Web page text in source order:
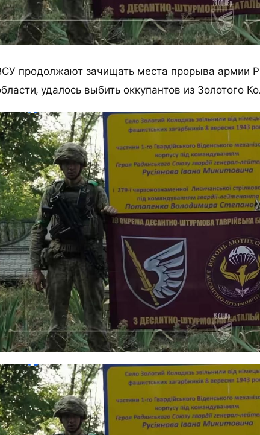
продолжают зачищать места прорыва армии
удалось выбить оккупантов из Золотого